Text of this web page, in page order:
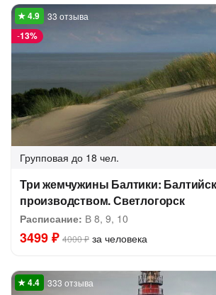
-13%
33 отзыва
Групповая до 18 чел.
Три жемчужины Балтики:
производством. Светлогорск
Расписание: В 8, 9, 10
3499 ₽ 4000 ₽ за человека
333 отзыва